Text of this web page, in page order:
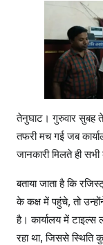
तेनुघाट। गुरुवार सुबह
तफरी मच गई जब
जानकारी मिलते ही
बताया जाता है कि
के कक्ष में पहुंचे, तो
है। कार्यालय में
रहा था, जिससे स्थिति